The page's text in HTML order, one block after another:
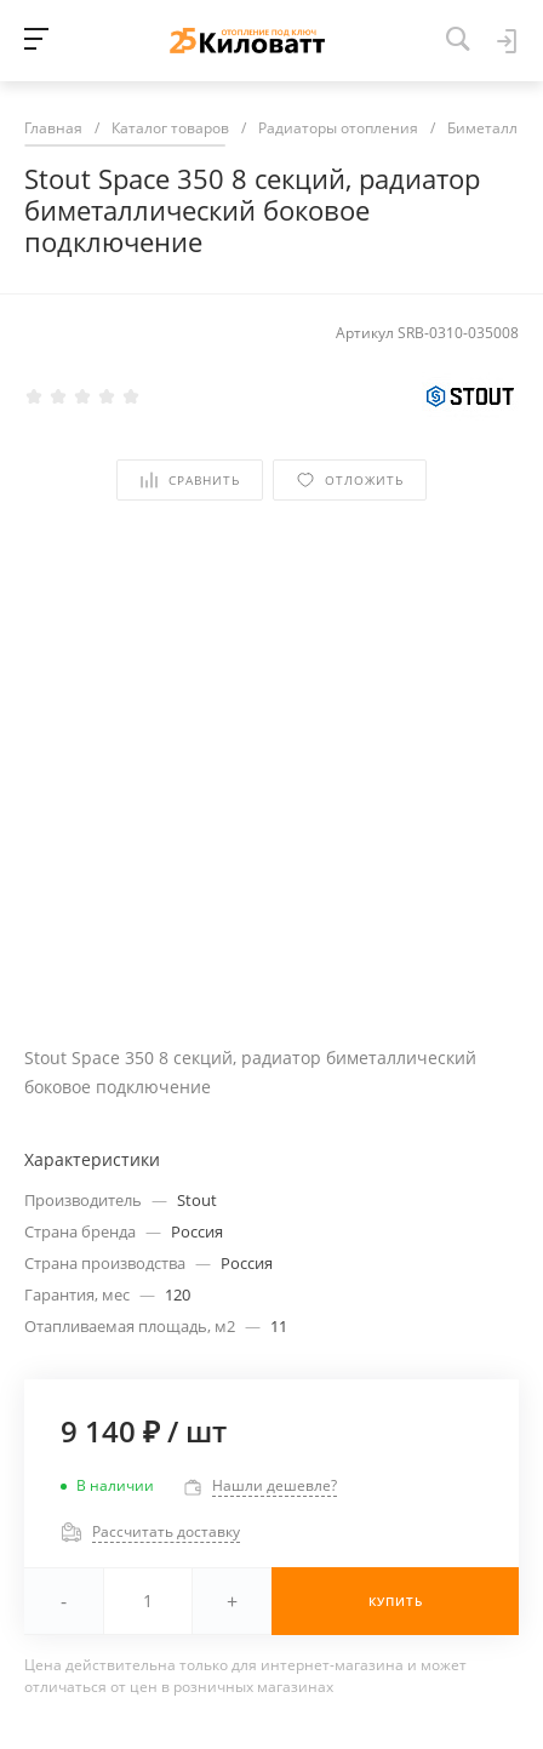
Главная / Каталог товаров / Радиаторы отопления /
Stout Space 350 8 секций, радиатор
биметаллический боковое
подключение
Артикул SRB-0310-035008
СРАВНИТЬ ОТЛОЖИТЬ
Stout Space 350 8 секций, радиатор биметаллический
боковое подключение
Характеристики
Производитель — Stout
Страна бренда — Россия
Страна производства — Россия
Гарантия, мес — 120
Отапливаемая площадь, м2 — 11
9 140 ₽/ шт
В наличии Нашли дешевле?
Рассчитать доставку
- + КУПИТЬ
Цена действительна только для интернет-магазина и может
отличаться от цен в розничных магазинах